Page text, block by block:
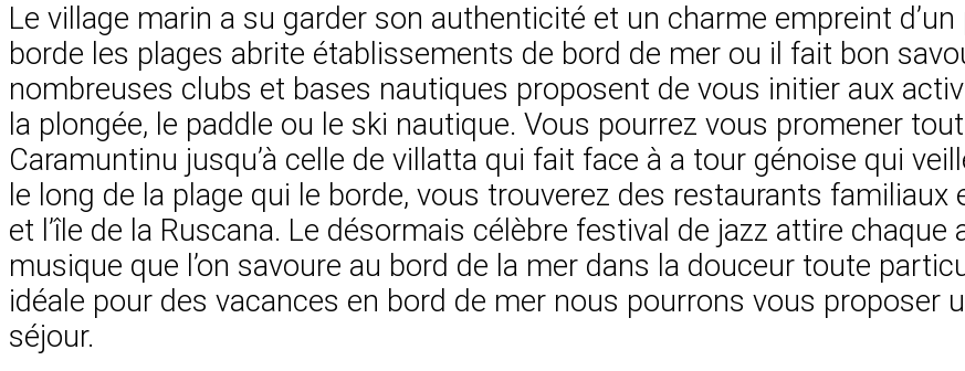
Le village marin a su garder son authenticité et un charme empreint
borde les plages abrite établissements de bord de mer ou il fait bon
nombreuses clubs et bases nautiques proposent de vous initier aux
la plongée, le paddle ou le ski nautique. Vous pourrez vous promener
Caramuntinu jusqu’à celle de villatta qui fait face à a tour génoise qui
le long de la plage qui le borde, vous trouverez des restaurants
et l’île de la Ruscana. Le désormais célèbre festival de jazz attire
musique que l’on savoure au bord de la mer dans la douceur toute
idéale pour des vacances en bord de mer nous pourrons vous proposer
séjour.